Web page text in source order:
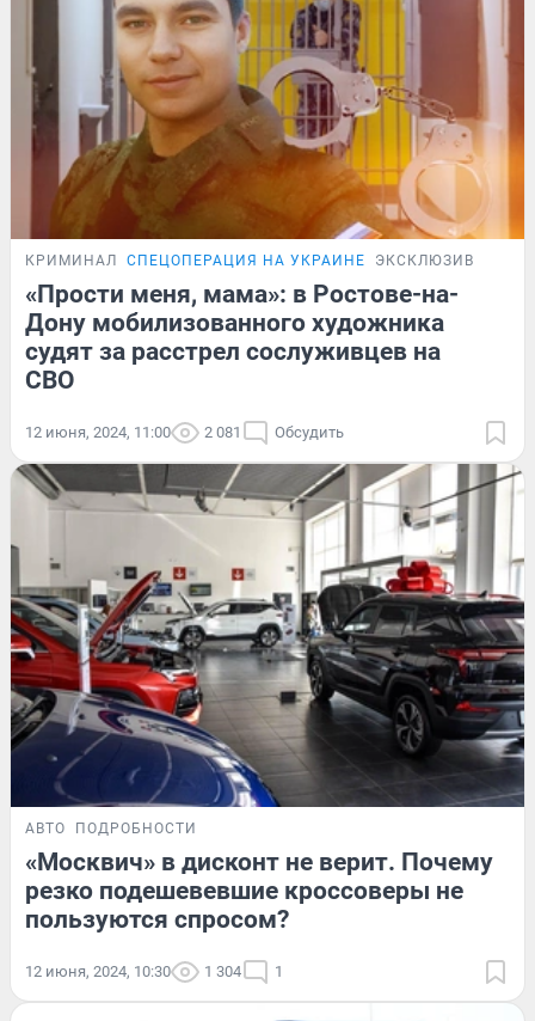
КРИМИНАЛ СПЕЦОПЕРАЦИЯ НА УКРАИНЕ ЭКСКЛЮЗИВ
«Прости меня, мама»: в Ростове-на-
Дону мобилизованного художника
судят за расстрел сослуживцев на
СВО
12 июня, 2024, 11:00 2 081 Обсудить
АВТО ПОДРОБНОСТИ
«Москвич» в дисконт не верит. Почему
резко подешевевшие кроссоверы не
пользуются спросом?
12 июня, 2024, 10:30 1 304 1